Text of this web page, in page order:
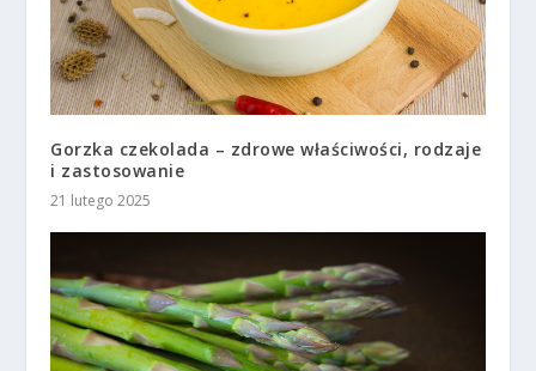
Gorzka czekolada – zdrowe właściwości, rodzaje
i zastosowanie
21 lutego 2025